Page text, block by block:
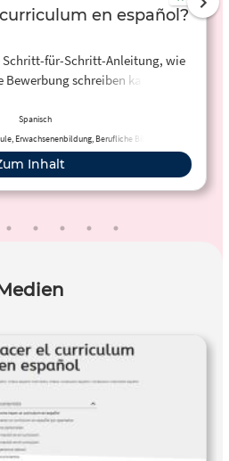
en español?
Schritt-für-Schritt-Anleitung, wie
schreiben kannst.
Spanisch
Erwachsenenbildung, Berufliche Bildung
Inhalt